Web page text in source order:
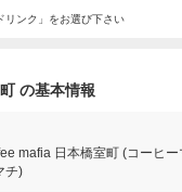
リンク」をお選び下さい
の基本情報
mafia 日本橋室町 (コーヒ
チ)